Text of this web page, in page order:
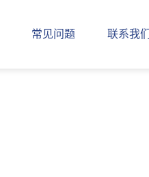
常见问题 联系我们